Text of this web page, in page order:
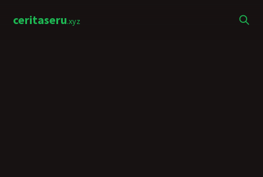
ceritaseru.xyz